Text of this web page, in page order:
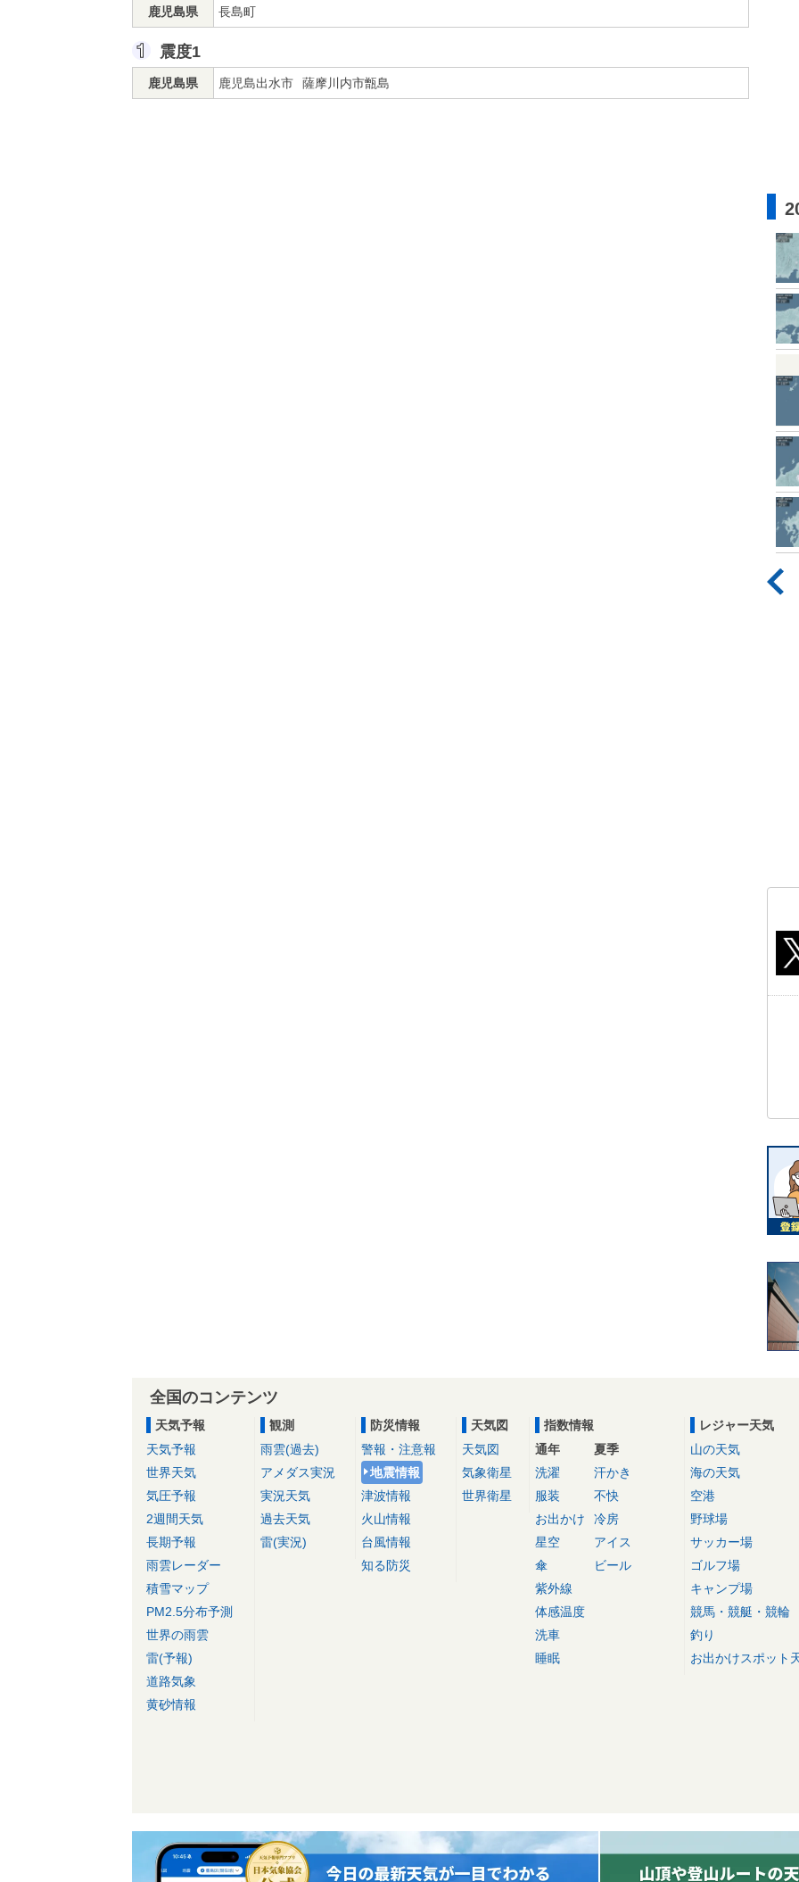
鹿児島県 長島町
震度1
鹿児島県 鹿児島出水市 薩摩川内市甑島
全国のコンテンツ
天気予報
天気予報
世界天気
気圧予報
2週間天気
長期予報
雨雲レーダー
積雪マップ
PM2.5分布予測
世界の雨雲
雷(予報)
道路気象
黄砂情報
観測
雨雲(過去)
アメダス実況
実況天気
過去天気
雷(実況)
防災情報
警報・注意報
地震情報
津波情報
火山情報
台風情報
知る防災
天気図
天気図
気象衛星
世界衛星
指数情報
通年
洗濯
服装
お出かけ
星空
傘
紫外線
体感温度
洗車
睡眠
夏季
汗かき
不快
冷房
アイス
ビール
レジャー天気
山の天気
海の天気
空港
野球場
サッカー場
ゴルフ場
キャンプ場
競馬・競艇・競輪
釣り
お出かけスポット